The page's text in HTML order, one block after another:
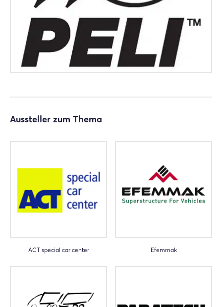
Aussteller zum Thema
ACT special car center Efemmak
Passwort vergessen?
Noch nicht angemeldet?